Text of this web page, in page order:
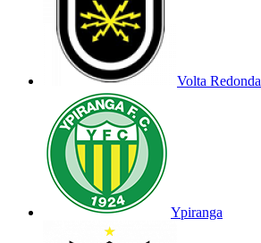
Volta Redonda
Ypiranga